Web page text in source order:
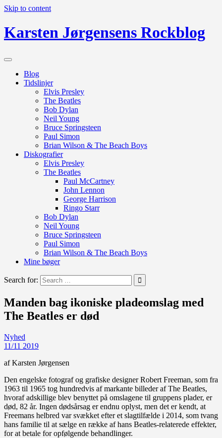
Skip to content
Karsten Jørgensens Rockblog
Blog
Tidslinjer
Elvis Presley
The Beatles
Bob Dylan
Neil Young
Bruce Springsteen
Paul Simon
Brian Wilson & The Beach Boys
Diskografier
Elvis Presley
The Beatles
Paul McCartney
John Lennon
George Harrison
Ringo Starr
Bob Dylan
Neil Young
Bruce Springsteen
Paul Simon
Brian Wilson & The Beach Boys
Mine bøger
Search for:
Manden bag ikoniske pladeomslag med
The Beatles er død
Nyhed
11/11 2019
af Karsten Jørgensen
Den engelske fotograf og grafiske designer Robert Freeman, som fra
1963 til 1965 tog hundredvis af markante billeder af The Beatles,
hvoraf adskillige blev benyttet på omslagene til gruppens plader, er
død, 82 år. Ingen dødsårsag er endnu oplyst, men det er kendt, at
Freemans helbred var svækket efter et slagtilfælde i 2014, som tvang
hans familie til at sælge en række af hans Beatles-relaterede effekter,
for at betale for opfølgende behandlinger.